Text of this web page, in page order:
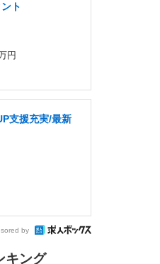
ト
円
支援充実/最新
by
キング